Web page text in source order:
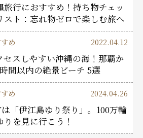
旅行におすすめ！持ち物チェッ
スト：忘れ物ゼロで楽しむ旅へ
め 2022.04.12
セスしやすい沖縄の海！那覇か
間以内の絶景ビーチ 5選
め 2024.04.26
「伊江島ゆり祭り」。100万輪
りを見に行こう！